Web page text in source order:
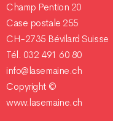
Champ Pention 20
Case postale 255
CH-2735 Bévilard Suisse
Tél. 032 491 60 80
info@lasemaine.ch
Copyright ©
www.lasemaine.ch